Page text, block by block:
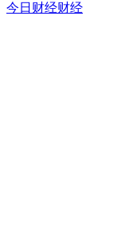
今日财经财经